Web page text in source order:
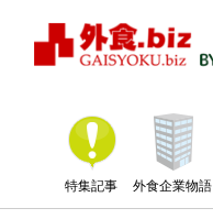
特集記事 外食企業物語